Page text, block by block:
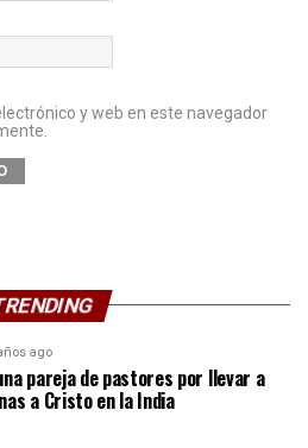
y web en este navegador
ago
pareja de pastores por llevar a
a Cristo en la India